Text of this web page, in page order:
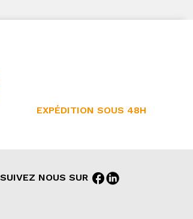
EXPÉDITION SOUS 48H
SUIVEZ NOUS SUR facebook